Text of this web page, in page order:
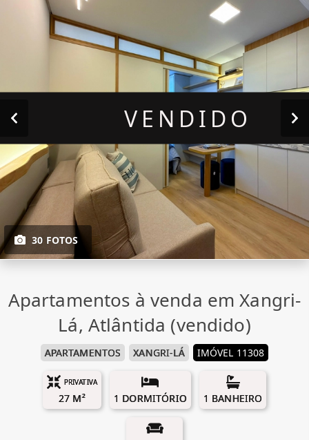
30 FOTOS
VENDIDO
Apartamentos à venda em Xangri-
Lá, Atlântida (vendido)
APARTAMENTOS XANGRI-LÁ IMÓVEL 11308
PRIVATIVA
27 M² 1 DORMITÓRIO 1 BANHEIRO